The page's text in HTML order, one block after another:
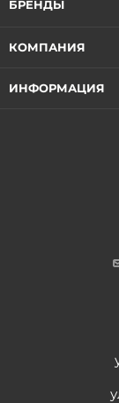
БРЕНДЫ
КОМПАНИЯ
ИНФОРМАЦИЯ